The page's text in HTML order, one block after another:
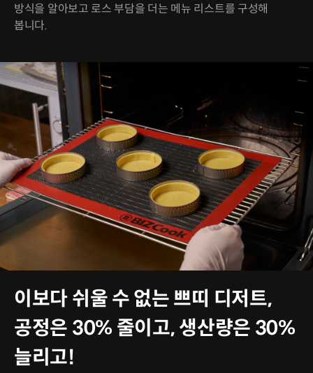
방식을 알아보고 로스 부담을 더는 메뉴 리스트를 구성해
봅니다.
이보다 쉬울 수 없는 쁘띠 디저트,
공정은 30% 줄이고, 생산량은 30%
늘리고!